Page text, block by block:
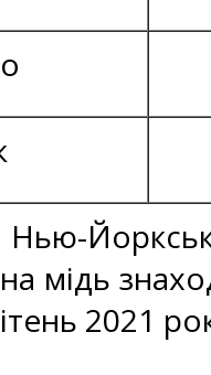
мідь
2021